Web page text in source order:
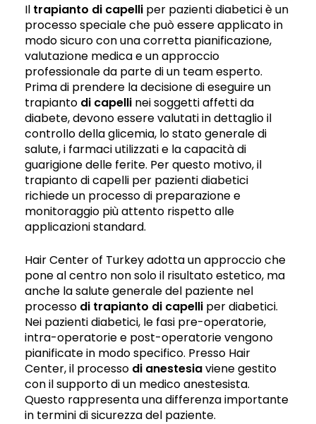
Il trapianto di capelli per pazienti diabetici è un
processo speciale che può essere applicato in
modo sicuro con una corretta pianificazione,
valutazione medica e un approccio
professionale da parte di un team esperto.
Prima di prendere la decisione di eseguire un
trapianto di capelli nei soggetti affetti da
diabete, devono essere valutati in dettaglio il
controllo della glicemia, lo stato generale di
salute, i farmaci utilizzati e la capacità di
guarigione delle ferite. Per questo motivo, il
trapianto di capelli per pazienti diabetici
richiede un processo di preparazione e
monitoraggio più attento rispetto alle
applicazioni standard.
Hair Center of Turkey adotta un approccio che
pone al centro non solo il risultato estetico, ma
anche la salute generale del paziente nel
processo di trapianto di capelli per diabetici.
Nei pazienti diabetici, le fasi pre-operatorie,
intra-operatorie e post-operatorie vengono
pianificate in modo specifico. Presso Hair
Center, il processo di anestesiaviene gestito
con il supporto di un medico anestesista.
Questo rappresenta una differenza importante
in termini di sicurezza del paziente.